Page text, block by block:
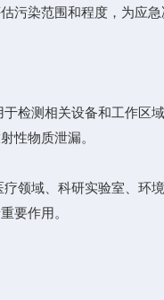
污染范围和程度，为应急
测相关设备和工作区
性物质泄漏。
域、科研实验室、环
要作用。